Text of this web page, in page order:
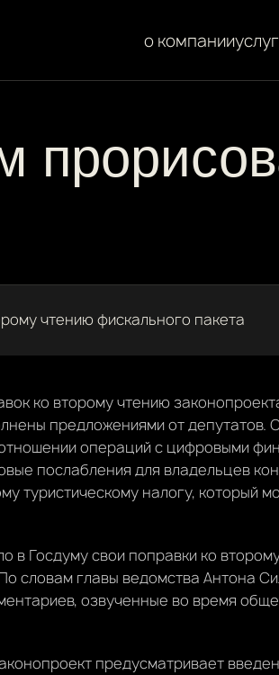
о компании
чтению фискального пакета
ко второму чтению
предложениями от депутатов.
операций с цифровыми
послабления для владельцев
туристическому налогу, который
в Госдуму свои поправки ко
словам главы ведомства Антона
озвученные во время
предусматривает